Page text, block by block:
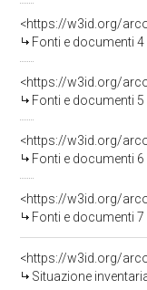
<https://w3id.org/
Fonti e documenti
<https://w3id.org/
Fonti e documenti
<https://w3id.org/
Fonti e documenti
<https://w3id.org/
Fonti e documenti
<https://w3id.org/
Situazione